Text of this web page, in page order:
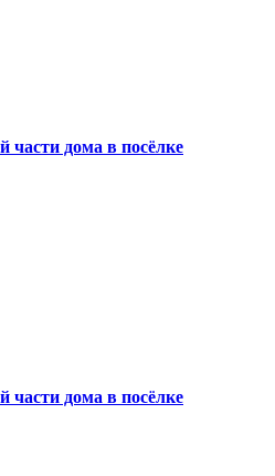
части дома в посёлке
части дома в посёлке